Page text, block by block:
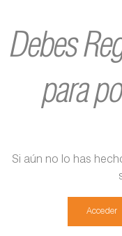
Debes
para
Si aún no lo has
Acceder